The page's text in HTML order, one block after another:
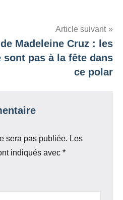
Article suivant
Madeleine Cruz : les
pas à la fête dans
ce polar
sera pas publiée. Les
indiqués avec *